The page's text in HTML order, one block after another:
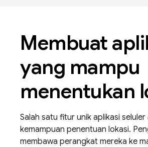
Membuat
yang mampu
menentukan
Salah satu fitur unik aplikasi seluler
kemampuan penentuan lokasi.
membawa perangkat mereka ke